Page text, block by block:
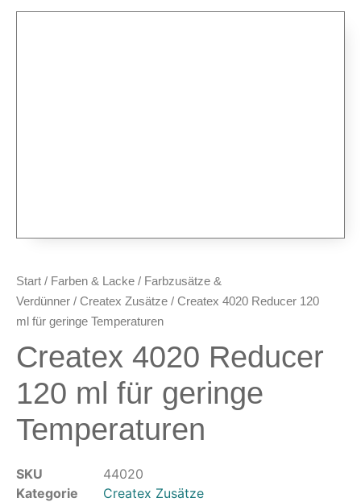
Pinselfarben & Farbsätze
Schläuche & Kupplungen
Anschlüsse & Verschraubungen
Luftfilter & Druckregler
Werkzeuge & Malzubehör
Pinsel & Stifte
Pinstriping & Linienführung
Radierer & Schneidewerkzeuge
Plotter & Zubehör
Untergründe & Papier
Start / Farben & Lacke / Farbzusätze &
Verdünner / Createx Zusätze / Createx 4020 Reducer 120
ml für geringe Temperaturen
Createx 4020 Reducer
120 ml für geringe
Temperaturen
SKU
44020
Kategorie
Createx Zusätze